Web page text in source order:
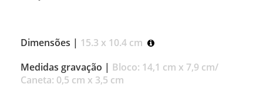
Dimensões | 15.3 x 10.4 cm
Medidas gravação | Bloco: 14,1 cm x 7,9 cm/
Caneta: 0,5 cm x 3,5 cm